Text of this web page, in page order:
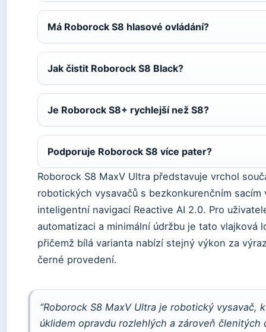
Má Roborock S8 hlasové ovládání?
Jak čistit Roborock S8 Black?
Je Roborock S8+ rychlejší než S8?
Podporuje Roborock S8 více pater?
Roborock S8 MaxV Ultra představuje vrchol
robotických vysavačů s bezkonkurenčním sacím
inteligentní navigací Reactive AI 2.0. Pro
automatizaci a minimální údržbu je tato vlajková
přičemž bílá varianta nabízí stejný výkon za
černé provedení.
“Roborock S8 MaxV Ultra je robotický vysavač,
úklidem opravdu rozlehlých a zároveň členitých